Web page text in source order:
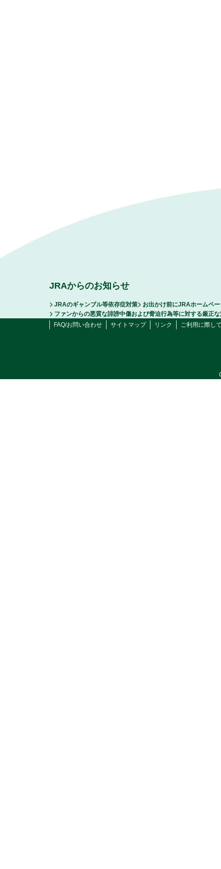
JRAからのお知らせ
JRAのギャンブル等依存症対策
お出かけ前にJRAホームペ
ファンからの悪質な誹謗中傷および脅迫行為等に対する厳正
FAQ/お問い合わせ
サイトマップ リンク ご利用に際し